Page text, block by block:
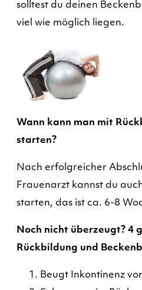
solltest du deinen
viel wie möglich liegen.
Wann kann man mit
starten?
Nach erfolgreicher
Frauenarzt kannst du
starten, das ist ca. 6-8
Noch nicht überzeugt? 4
Rückbildung und
Beugt Inkontinenz vor